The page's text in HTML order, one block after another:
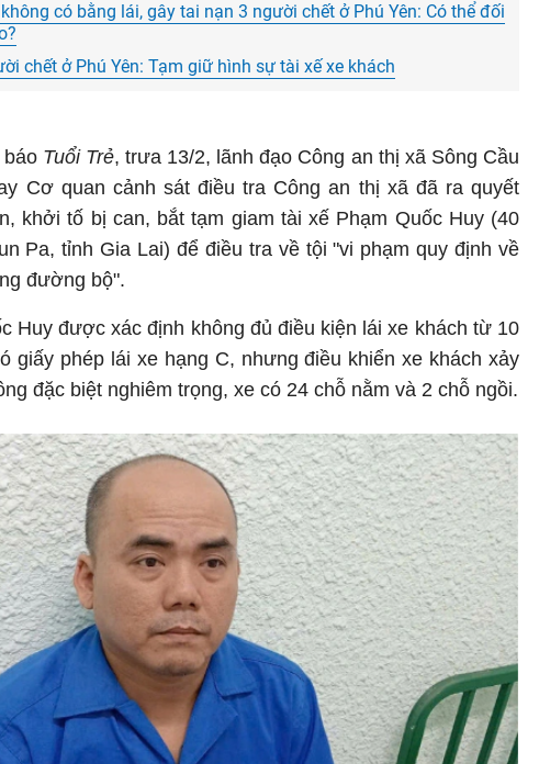
có bằng lái, gây tai nạn 3 người chết ở Phú Yên: Có thể đối
chết ở Phú Yên: Tạm giữ hình sự tài xế xe khách
Tuổi Trẻ, trưa 13/2, lãnh đạo Công an thị xã Sông Cầu
Cơ quan cảnh sát điều tra Công an thị xã đã ra quyết
khởi tố bị can, bắt tạm giam tài xế Phạm Quốc Huy (40
Pa, tỉnh Gia Lai) để điều tra về tội "vi phạm quy định về
đường bộ".
Huy được xác định không đủ điều kiện lái xe khách từ 10
giấy phép lái xe hạng C, nhưng điều khiển xe khách xảy
đặc biệt nghiêm trọng, xe có 24 chỗ nằm và 2 chỗ ngồi.